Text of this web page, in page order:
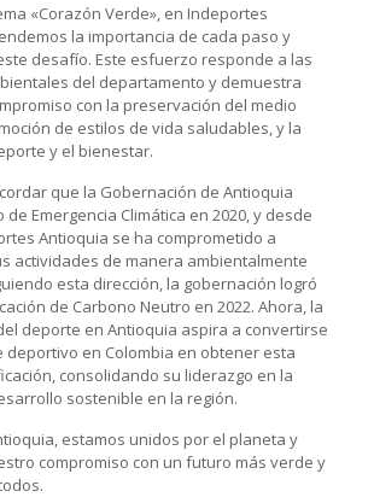
«Corazón Verde», en Indeportes
la importancia de cada paso y
desafío. Este esfuerzo responde a las
del departamento y demuestra
con la preservación del medio
de estilos de vida saludables, y la
y el bienestar.
que la Gobernación de Antioquia
de Emergencia Climática en 2020, y desde
Antioquia se ha comprometido a
actividades de manera ambientalmente
esta dirección, la gobernación logró
de Carbono Neutro en 2022. Ahora, la
deporte en Antioquia aspira a convertirse
deportivo en Colombia en obtener esta
consolidando su liderazgo en la
sostenible en la región.
estamos unidos por el planeta y
compromiso con un futuro más verde y